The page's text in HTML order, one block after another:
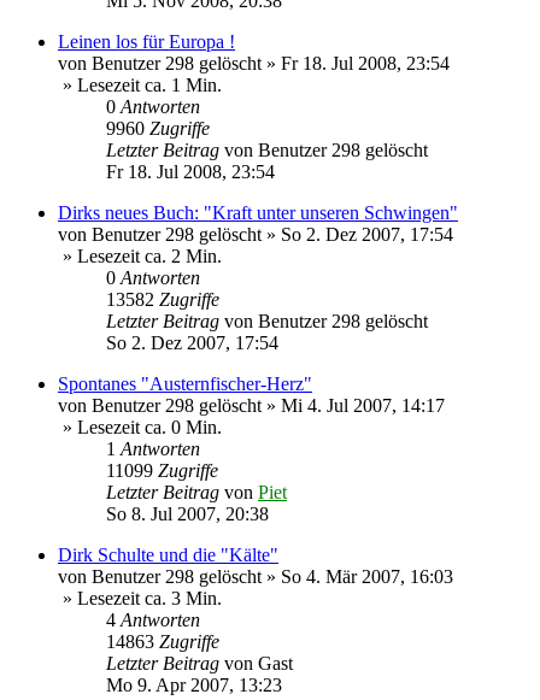
Leinen los für Europa !
von Benutzer 298 gelöscht» Fr 18. Jul 2008, 23:54
» Lesezeit ca. 1 Min.
0Antworten
9960 Zugriffe
Letzter Beitrag von Benutzer 298 gelöscht
Fr 18. Jul 2008, 23:54
Dirks neues Buch: "Kraft unter unseren Schwingen"
von Benutzer 298 gelöscht» So 2. Dez 2007, 17:54
» Lesezeit ca. 2 Min.
0Antworten
13582 Zugriffe
Letzter Beitrag von Benutzer 298 gelöscht
So 2. Dez 2007, 17:54
Spontanes "Austernfischer-Herz"
von Benutzer 298 gelöscht» Mi 4. Jul 2007, 14:17
» Lesezeit ca. 0 Min.
1Antworten
11099 Zugriffe
Letzter Beitrag von Piet
So 8. Jul 2007, 20:38
Dirk Schulte und die "Kälte"
von Benutzer 298 gelöscht» So 4. Mär 2007, 16:03
» Lesezeit ca. 3 Min.
4Antworten
14863 Zugriffe
Letzter Beitrag von Gast
Mo 9. Apr 2007, 13:23